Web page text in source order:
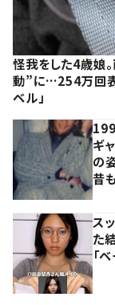
怪我をした4歳娘
動”に…254万回表
ベル」
ギ
の
昔
ス
た
「